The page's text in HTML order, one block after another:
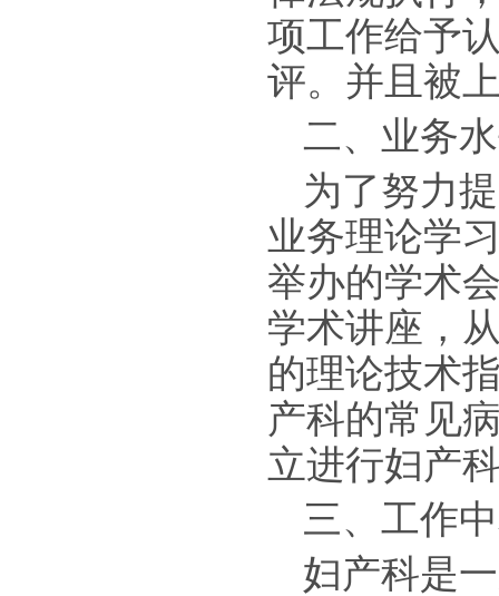
项工作给予
评。并且被
二、业务
为了努力
业务理论学
举办的学术
学术讲座，
的理论技术
产科的常见
立进行妇产
三、工作
妇产科是